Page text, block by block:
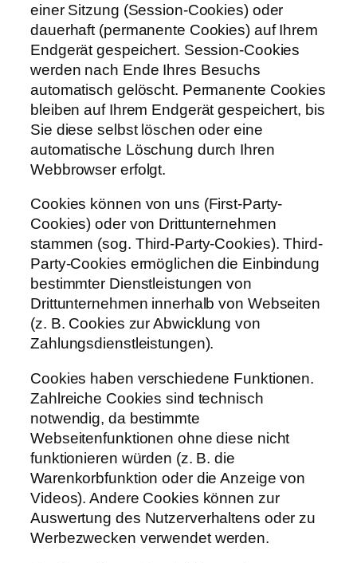
einer Sitzung (Session-Cookies) oder
dauerhaft (permanente Cookies) auf Ihrem
Endgerät gespeichert. Session-Cookies
werden nach Ende Ihres Besuchs
automatisch gelöscht. Permanente Cookies
bleiben auf Ihrem Endgerät gespeichert, bis
Sie diese selbst löschen oder eine
automatische Löschung durch Ihren
Webbrowser erfolgt.
Cookies können von uns (First-Party-
Cookies) oder von Drittunternehmen
stammen (sog. Third-Party-Cookies). Third-
Party-Cookies ermöglichen die Einbindung
bestimmter Dienstleistungen von
Drittunternehmen innerhalb von Webseiten
(z. B. Cookies zur Abwicklung von
Zahlungsdienstleistungen).
Cookies haben verschiedene Funktionen.
Zahlreiche Cookies sind technisch
notwendig, da bestimmte
Webseitenfunktionen ohne diese nicht
funktionieren würden (z. B. die
Warenkorbfunktion oder die Anzeige von
Videos). Andere Cookies können zur
Auswertung des Nutzerverhaltens oder zu
Werbezwecken verwendet werden.